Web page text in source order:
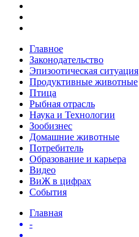
Главное
Законодательство
Эпизоотическая ситуация
Продуктивные животные
Птица
Рыбная отрасль
Наука и Технологии
Зообизнес
Домашние животные
Потребитель
Образование и карьера
Видео
ВиЖ в цифрах
События
Главная
-